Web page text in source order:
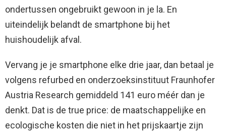
ondertussen ongebruikt gewoon in je la. En
uiteindelijk belandt de smartphone bij het
huishoudelijk afval.
Vervang je je smartphone elke drie jaar, dan betaal je
volgens refurbed en onderzoeksinstituut Fraunhofer
Austria Research gemiddeld 141 euro méér dan je
denkt. Dat is de true price: de maatschappelijke en
ecologische kosten die niet in het prijskaartje zijn